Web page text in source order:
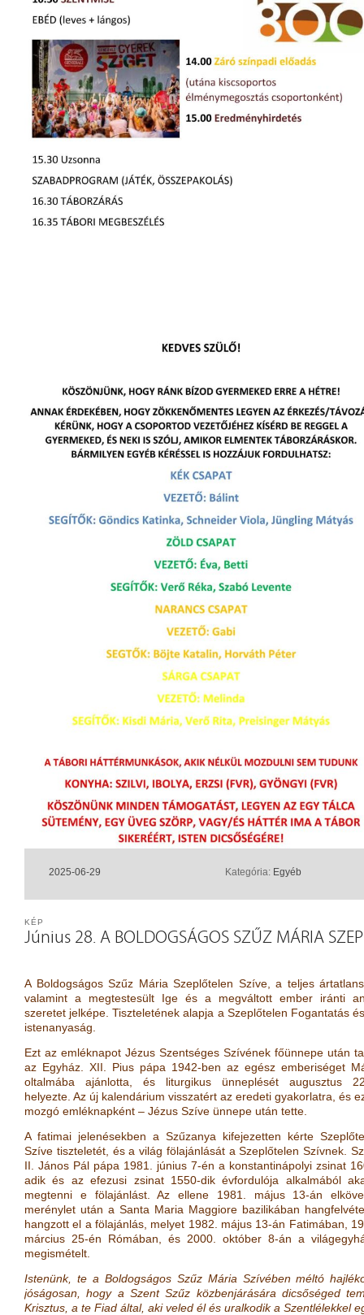
2025-06-29 Kategória: Egyéb
Június 28. A BOLDOGSÁGOS SZŰZ MÁRIA
KÉP
A Boldogságos Szűz Mária Szeplőtelen Szíve, a teljes
valamint a megtestesült Ige és a megváltott ember iránti
szeretet jelképe. Tiszteletének alapja a Szeplőtelen Fogantatás
istenanyaság.
Ezt az emléknapot Jézus Szentséges Szívének főünnepe után
az Egyház. XII. Pius pápa 1942-ben az egész emberiséget
oltalmába ajánlotta, és liturgikus ünneplését augusztus
helyezte. Az új kalendárium visszatért az eredeti gyakorlatra, és
mozgó emléknapként – Jézus Szíve ünnepe után tette.
A fatimai jelenésekben a Szűzanya kifejezetten kérte
Szíve tiszteletét, és a világ fölajánlását a Szeplőtelen Szívnek.
II. János Pál pápa 1981. június 7-én a konstantinápolyi zsinat
adik és az efezusi zsinat 1550-dik évfordulója alkalmából
megtenni e fölajánlást. Az ellene 1981. május 13-án
merénylet után a Santa Maria Maggiore bazilikában
hangzott el a fölajánlás, melyet 1982. május 13-án Fatimában,
március 25-én Rómában, és 2000. október 8-án a
megismételt.
Istenünk, te a Boldogságos Szűz Mária Szívében méltó
jóságosan, hogy a Szent Szűz közbenjárására dicsőséged
Krisztus, a te Fiad által, aki veled él és uralkodik a Szentlélekkel